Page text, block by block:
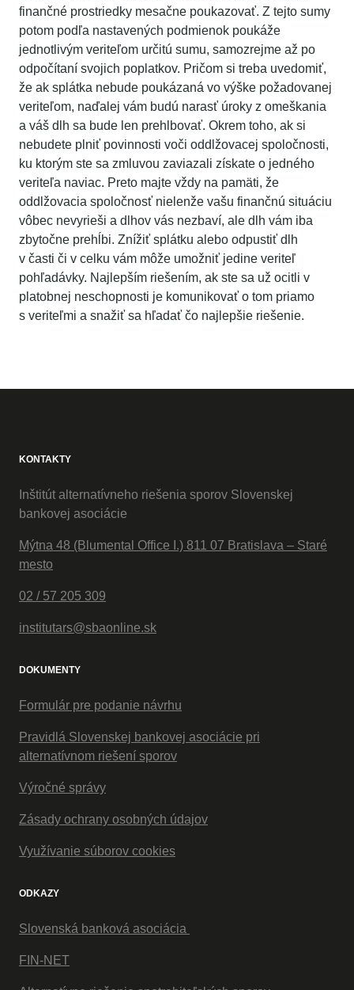
finančné prostriedky mesačne poukazovať. Z tejto sumy
potom podľa nastavených podmienok poukáže
jednotlivým veriteľom určitú sumu, samozrejme až po
odpočítaní svojich poplatkov. Pričom si treba uvedomiť,
že ak splátka nebude poukázaná vo výške požadovanej
veriteľom, naďalej vám budú narasť úroky z omeškania
a váš dlh sa bude len prehlbovať. Okrem toho, ak si
nebudete plniť povinnosti voči oddlžovacej spoločnosti,
ku ktorým ste sa zmluvou zaviazali získate o jedného
veriteľa naviac. Preto majte vždy na pamäti, že
oddlžovacia spoločnosť nielenže vašu finančnú situáciu
vôbec nevyrieši a dlhov vás nezbaví, ale dlh vám iba
zbytočne prehĺbi. Znížiť splátku alebo odpustiť dlh
v časti či v celku vám môže umožniť jedine veriteľ
pohľadávky. Najlepším riešením, ak ste sa už ocitli v
platobnej neschopnosti je komunikovať o tom priamo
s veriteľmi a snažiť sa hľadať čo najlepšie riešenie.
KONTAKTY
Inštitút alternatívneho riešenia sporov Slovenskej
bankovej asociácie
Mýtna 48 (Blumental Office I.) 811 07 Bratislava – Staré
mesto
02 / 57 205 309
institutars@sbaonline.sk
DOKUMENTY
Formulár pre podanie návrhu
Pravidlá Slovenskej bankovej asociácie pri
alternatívnom riešení sporov
Výročné správy
Zásady ochrany osobných údajov
Využívanie súborov cookies
ODKAZY
Slovenská banková asociácia
FIN-NET